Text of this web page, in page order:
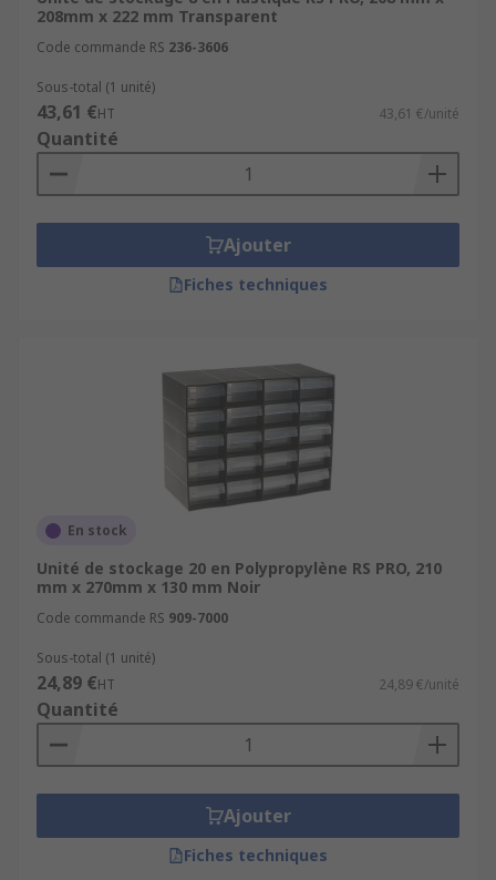
208mm x 222 mm Transparent
Code commande RS 236-3606
Sous-total (1 unité)
43,61 €HT 43,61 €/unité
Quantité
Ajouter
Fiches techniques
En stock
Unité de stockage 20 en Polypropylène RS PRO, 210
mm x 270mm x 130 mm Noir
Code commande RS 909-7000
Sous-total (1 unité)
24,89 €HT 24,89 €/unité
Quantité
Ajouter
Fiches techniques